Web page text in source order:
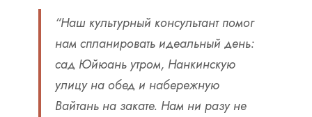
“Наш культурный консультант помог
нам спланировать идеальный день:
сад Юйюань утром, Нанкинскую
улицу на обед и набережную
Вайтань на закате. Нам ни разу не